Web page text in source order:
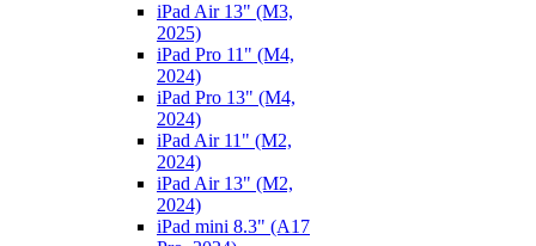
iPad Air 13" (M3,
2025)
iPad Pro 11" (M4,
2024)
iPad Pro 13" (M4,
2024)
iPad Air 11" (M2,
2024)
iPad Air 13" (M2,
2024)
iPad mini 8.3" (A17